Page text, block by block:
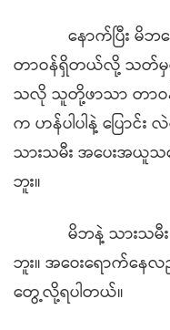
နောက်ပြီး မိဘတွ
တာဝန်ရှိတယ်လို့ သတ်မှ
သလို သူတို့ဖာသာ တာဝန်
က ဟန်ပါပါနဲ့ ပြော
သားသမီး အပေးအယူ
ဘူး။
မိဘနဲ့ သားသမီး
ဘူး။ အဝေးရောက်န
တွေ့လို့ရပါတယ်။